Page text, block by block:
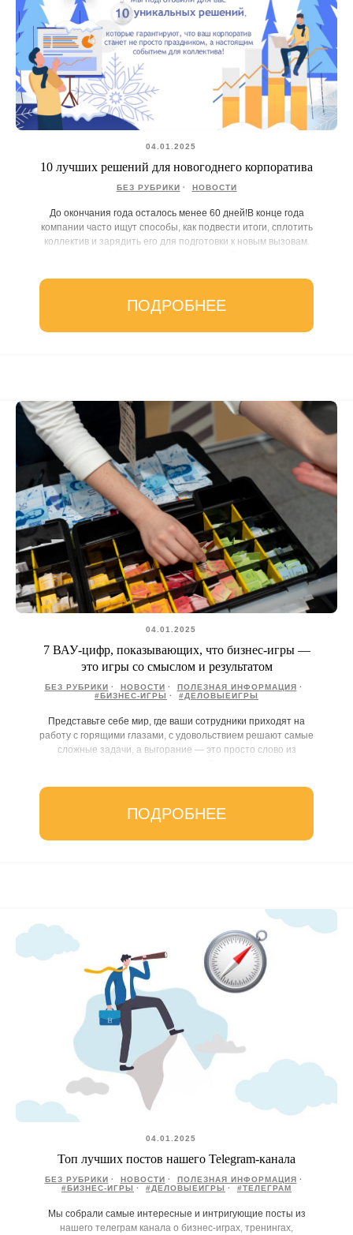
04.01.2025
10 лучших решений для новогоднего корпоратива
БЕЗ РУБРИКИ НОВОСТИ
До окончания года осталось менее 60 дней!В конце года
компании часто ищут способы, как подвести итоги, сплотить
коллектив и зарядить его для подготовки к новым вызовам.
ПОДРОБНЕЕ
04.01.2025
7 ВАУ-цифр, показывающих, что бизнес-игры —
это игры со смыслом и результатом
БЕЗ РУБРИКИ НОВОСТИ
ПОЛЕЗНАЯ ИНФОРМАЦИЯ
#БИЗНЕС-ИГРЫ
#ДЕЛОВЫЕИГРЫ
Представьте себе мир, где ваши сотрудники приходят на
работу с горящими глазами, с удовольствием решают самые
сложные задачи, а выгорание — это просто слово из
ПОДРОБНЕЕ
04.01.2025
Топ лучших постов нашего Telegram-канала
БЕЗ РУБРИКИ НОВОСТИ
ПОЛЕЗНАЯ ИНФОРМАЦИЯ
#БИЗНЕС-ИГРЫ
#ДЕЛОВЫЕИГРЫ #ТЕЛЕГРАМ
Мы собрали самые интересные и интригующие посты из
нашего телеграм канала о бизнес-играх, тренингах,